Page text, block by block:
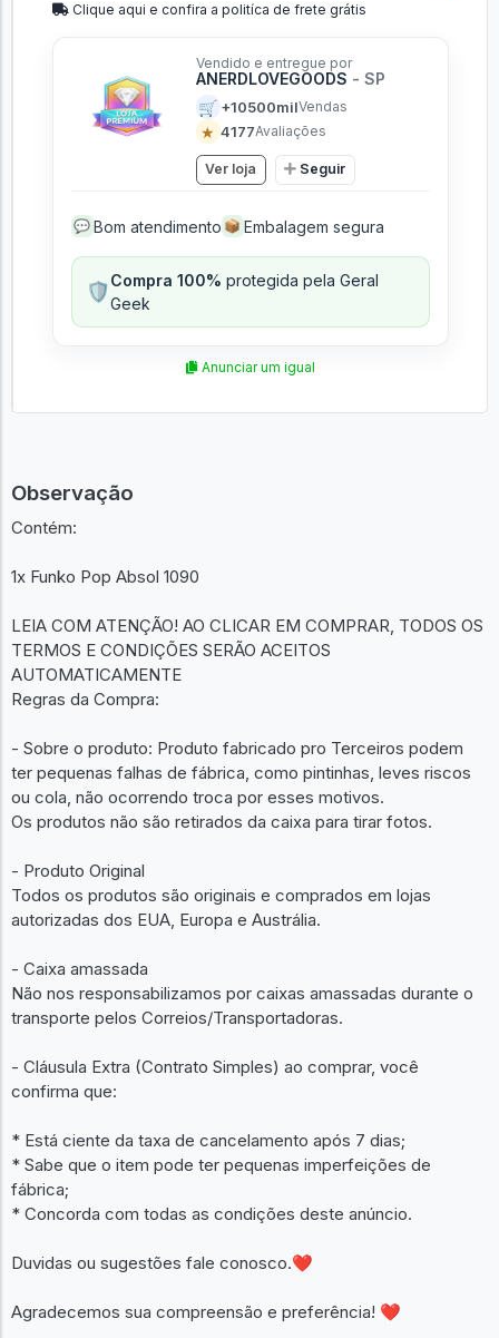
Clique aqui e confira a politíca de frete grátis
Vendido e entregue por
ANERDLOVEGOODS - SP
🛒 +10500milVendas
★ 4177Avaliações
Ver loja Seguir
💬 Bom atendimento 📦 Embalagem segura
🛡️Compra 100% protegida pela Geral
Geek
Anunciar um igual
Observação
Contém:
1x Funko Pop Absol 1090
LEIA COM ATENÇÃO! AO CLICAR EM COMPRAR, TODOS OS
TERMOS E CONDIÇÕES SERÃO ACEITOS
AUTOMATICAMENTE
Regras da Compra:
- Sobre o produto: Produto fabricado pro Terceiros podem
ter pequenas falhas de fábrica, como pintinhas, leves riscos
ou cola, não ocorrendo troca por esses motivos.
Os produtos não são retirados da caixa para tirar fotos.
- Produto Original
Todos os produtos são originais e comprados em lojas
autorizadas dos EUA, Europa e Austrália.
- Caixa amassada
Não nos responsabilizamos por caixas amassadas durante o
transporte pelos Correios/Transportadoras.
- Cláusula Extra (Contrato Simples) ao comprar, você
confirma que:
* Está ciente da taxa de cancelamento após 7 dias;
* Sabe que o item pode ter pequenas imperfeições de
fábrica;
* Concorda com todas as condições deste anúncio.
Duvidas ou sugestões fale conosco.❤
Agradecemos sua compreensão e preferência! ❤